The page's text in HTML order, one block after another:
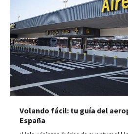
Volando fácil: tu guía del
España